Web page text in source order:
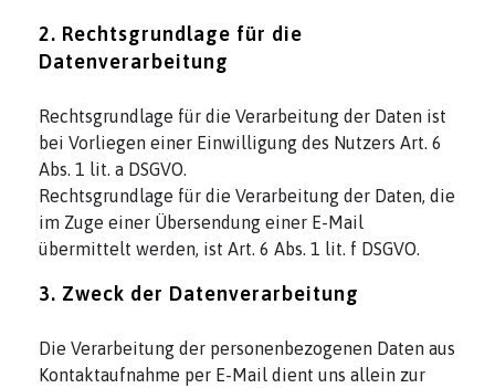
2. Rechtsgrundlage für die
Datenverarbeitung
Rechtsgrundlage für die Verarbeitung der Daten ist
bei Vorliegen einer Einwilligung des Nutzers Art. 6
Abs. 1 lit. a DSGVO.
Rechtsgrundlage für die Verarbeitung der Daten, die
im Zuge einer Übersendung einer E-Mail
übermittelt werden, ist Art. 6 Abs. 1 lit. f DSGVO.
3. Zweck der Datenverarbeitung
Die Verarbeitung der personenbezogenen Daten aus
Kontaktaufnahme per E-Mail dient uns allein zur